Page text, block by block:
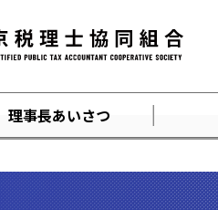
理事長あいさつ